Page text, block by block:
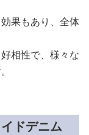
果もあり、全体
相性で、様々な
ドデニム